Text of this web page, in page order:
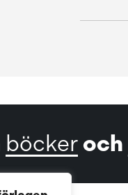
böcker och